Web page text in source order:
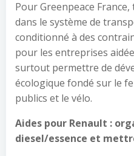
Pour Greenpeace
dans le système de
conditionné à des
pour les entreprises
surtout permettre de
écologique fondé sur le
publics et le vélo.
Aides pour Renault :
diesel/essence et